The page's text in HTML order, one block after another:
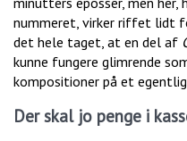
nummeret, virker riffet lidt
det hele taget, at en del af
kunne fungere glimrende
kompositioner på et
Der skal jo penge i